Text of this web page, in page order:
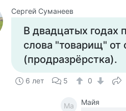
Сергей Суманеев
В двадцатых годах
слова "товарищ" от
(продразрёрстка).
6 лет 5 0
Ма Майя